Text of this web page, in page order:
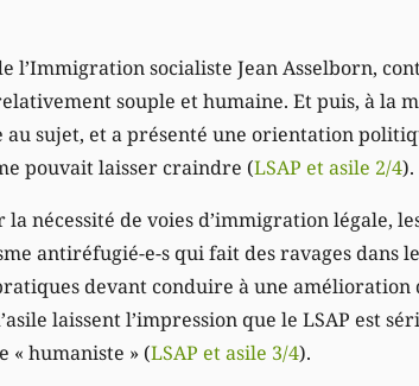
socialiste Jean Asselborn,
souple et humaine. Et puis, à la
au sujet, et a présenté une orientation
pouvait laisser craindre (LSAP et asile 2/4).
nécessité de voies d’immigration légale,
antiréfugié-e-s qui fait des ravages dans
devant conduire à une amélioration
laissent l’impression que le LSAP est
« humaniste » (LSAP et asile 3/4).